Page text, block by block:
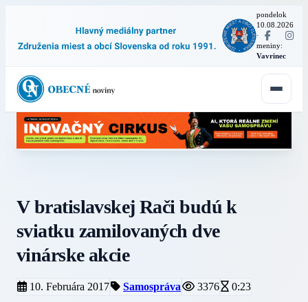
pondelok
10.08.2026
·
meniny:
Vavrinec
V bratislavskej Rači budú k
sviatku zamilovaných dve
vinárske akcie
10. Februára 2017 Samospráva 3376 0:23